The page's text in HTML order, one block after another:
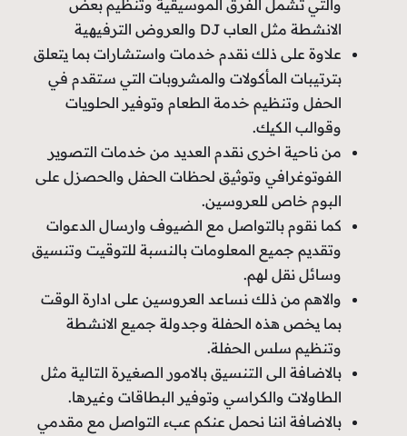
والتي تشمل الفرق الموسيقية وتنظيم بعض
الانشطة مثل العاب DJ والعروض الترفيهية
علاوة على ذلك نقدم خدمات واستشارات بما يتعلق
بترتيبات المأكولات والمشروبات التي ستقدم في
الحفل وتنظيم خدمة الطعام وتوفير الحلويات
وقوالب الكيك.
من ناحية اخرى نقدم العديد من خدمات التصوير
الفوتوغرافي وتوثيق لحظات الحفل والحصزل على
البوم خاص للعروسين.
كما نقوم بالتواصل مع الضيوف وارسال الدعوات
وتقديم جميع المعلومات بالنسبة للتوقيت وتنسيق
وسائل نقل لهم.
والاهم من ذلك نساعد العروسين على ادارة الوقت
بما يخص هذه الحفلة وجدولة جميع الانشطة
وتنظيم سلس الحفلة.
بالاضافة الى التنسيق بالامور الصغيرة التالية مثل
الطاولات والكراسي وتوفير البطاقات وغيرها.
بالاضافة اننا نحمل عنكم عبء التواصل مع مقدمي